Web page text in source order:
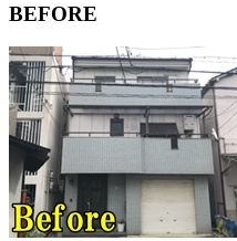
BEFORE